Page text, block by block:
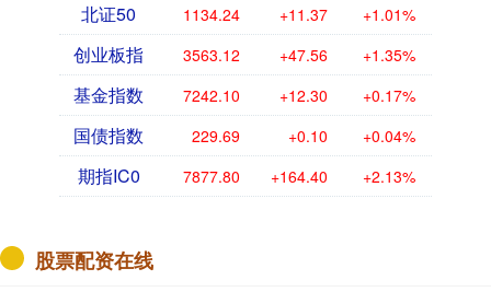
北证50 1134.24 +11.37 +1.01%
创业板指 3563.12 +47.56 +1.35%
基金指数 7242.10 +12.30 +0.17%
国债指数 229.69 +0.10 +0.04%
期指IC0 7877.80 +164.40 +2.13%
股票配资在线